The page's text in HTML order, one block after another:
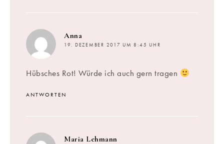
Anna
19. DEZEMBER 2017 UM 8:45 UHR
Hübsches Rot! Würde ich auch gern tragen
ANTWORTEN
Maria Lehmann